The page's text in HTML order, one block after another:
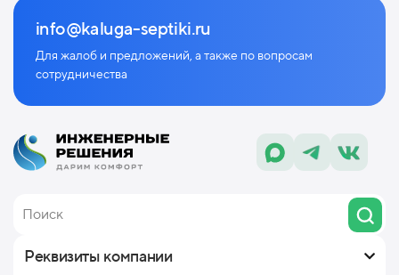
info@kaluga-septiki.ru
Для жалоб и предложений, а также по вопросам
сотрудничества
Реквизиты компании